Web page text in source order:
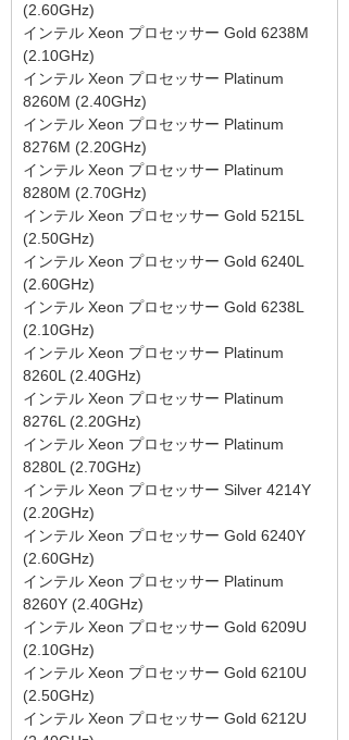
(2.60GHz)
インテル Xeon プロセッサー Gold 6238M
(2.10GHz)
インテル Xeon プロセッサー Platinum
8260M (2.40GHz)
インテル Xeon プロセッサー Platinum
8276M (2.20GHz)
インテル Xeon プロセッサー Platinum
8280M (2.70GHz)
インテル Xeon プロセッサー Gold 5215L
(2.50GHz)
インテル Xeon プロセッサー Gold 6240L
(2.60GHz)
インテル Xeon プロセッサー Gold 6238L
(2.10GHz)
インテル Xeon プロセッサー Platinum
8260L (2.40GHz)
インテル Xeon プロセッサー Platinum
8276L (2.20GHz)
インテル Xeon プロセッサー Platinum
8280L (2.70GHz)
インテル Xeon プロセッサー Silver 4214Y
(2.20GHz)
インテル Xeon プロセッサー Gold 6240Y
(2.60GHz)
インテル Xeon プロセッサー Platinum
8260Y (2.40GHz)
インテル Xeon プロセッサー Gold 6209U
(2.10GHz)
インテル Xeon プロセッサー Gold 6210U
(2.50GHz)
インテル Xeon プロセッサー Gold 6212U